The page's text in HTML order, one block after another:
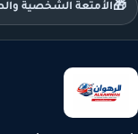
🎁الأمتعة الشخصية